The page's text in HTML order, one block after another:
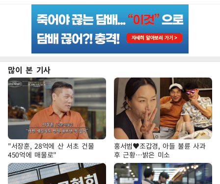
많이 본 기사
"서장훈, 28억에 산 서초 건물
450억에 매물로"
홍서범♥조갑경, 아들 불륜 사과
후 근황…밝은 미소